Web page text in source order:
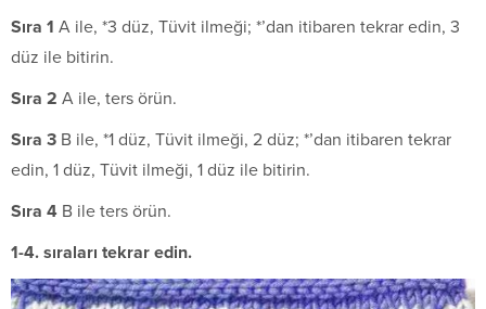
Sıra 1 A ile, *3 düz, Tüvit ilmeği; *’dan itibaren tekrar edin, 3
düz ile bitirin.
Sıra 2 A ile, ters örün.
Sıra 3 B ile, *1 düz, Tüvit ilmeği, 2 düz; *’dan itibaren tekrar
edin, 1 düz, Tüvit ilmeği, 1 düz ile bitirin.
Sıra 4 B ile ters örün.
1-4. sıraları tekrar edin.